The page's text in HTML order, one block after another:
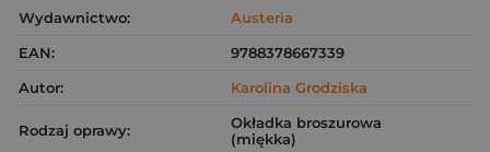
Wydawnictwo:
Austeria
EAN:
9788378667339
Autor:
Karolina Grodziska
Rodzaj oprawy:
Okładka broszurowa
(miękka)